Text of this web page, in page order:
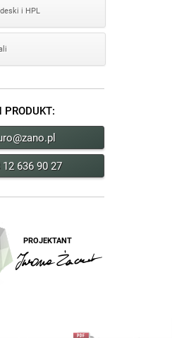
i HPL
PRODUKT:
12 636 90 27
PROJEKTANT